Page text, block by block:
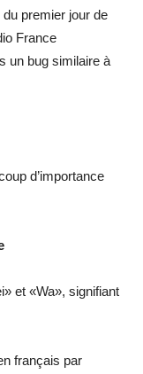
premier jour de
France
un bug similaire à
d’importance
et «Wa», signifiant
français par